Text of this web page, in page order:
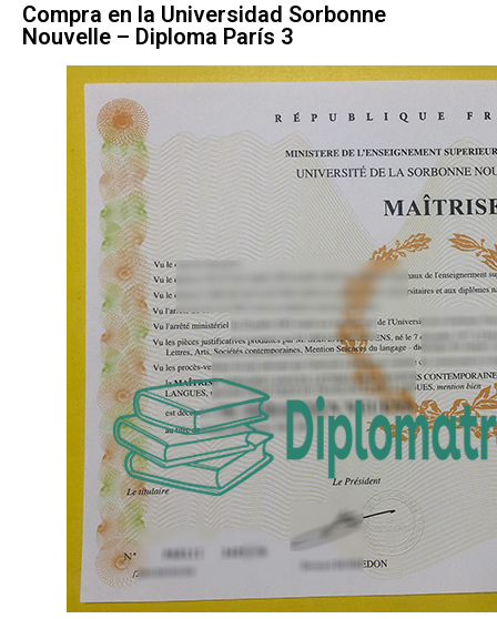
Compra en la Universidad Sorbonne
Nouvelle – Diploma París 3